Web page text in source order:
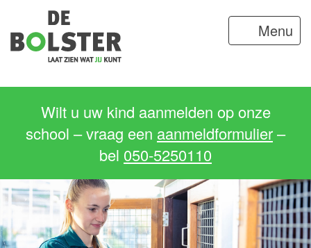
Menu
Wilt u uw kind aanmelden op onze
school – vraag een aanmeldformulier–
bel 050-5250110